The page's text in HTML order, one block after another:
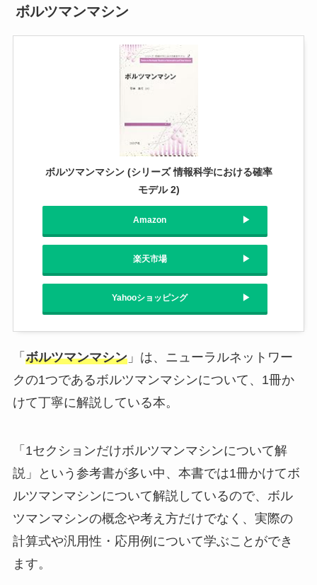
ボルツマンマシン
ボルツマンマシン (シリーズ 情報科学における確率
モデル 2)
Amazon
楽天市場
Yahooショッピング
「 ボルツマンマシン」は、ニューラルネットワー
クの1つであるボルツマンマシンについて、1冊か
けて丁寧に解説している本。
「1セクションだけボルツマンマシンについて解
説」という参考書が多い中、本書では1冊かけてボ
ルツマンマシンについて解説しているので、ボル
ツマンマシンの概念や考え方だけでなく、実際の
計算式や汎用性・応用例について学ぶことができ
ます。